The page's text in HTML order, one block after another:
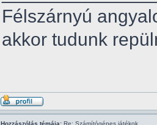
Félszárnyú
akkor tudunk
Hozzászólás témája: Re: Számítógépes játékok